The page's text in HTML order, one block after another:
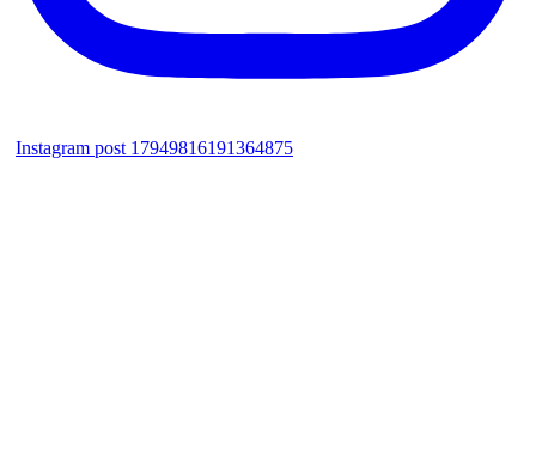
Instagram post 17949816191364875